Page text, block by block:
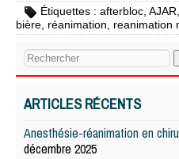
Étiquettes : afterbloc AJAR
bière, réanimation, reanimation
ARTICLES RÉCENTS
Anesthésie-réanimation en
décembre 2025